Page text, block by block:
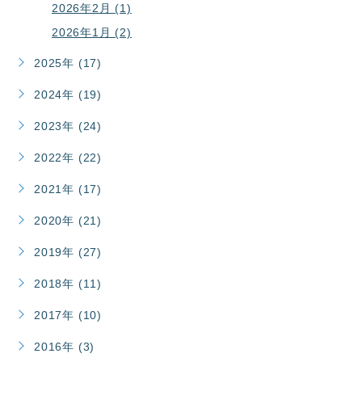
2026年2月 (1)
2026年1月 (2)
2025年 (17)
2024年 (19)
2023年 (24)
2022年 (22)
2021年 (17)
2020年 (21)
2019年 (27)
2018年 (11)
2017年 (10)
2016年 (3)